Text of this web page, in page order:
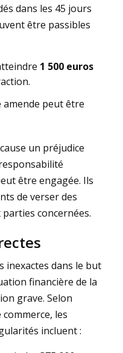
dans les 45 jours
être passibles
1 500 euros
amende peut être
un préjudice
être engagée. Ils
de verser des
parties concernées.
inexactes dans le but
financière de la
grave. Selon
commerce, les
incluent :